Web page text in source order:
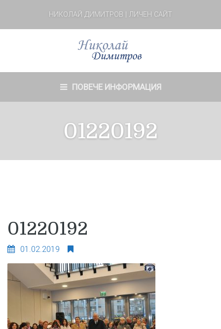
НИКОЛАЙ ДИМИТРОВ | ЛИЧЕН САЙТ
ПОВЕЧЕ ИНФОРМАЦИЯ
01220192
01220192
01.02.2019